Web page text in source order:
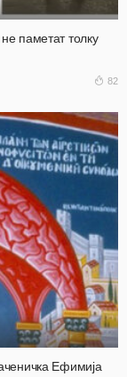
паметат толку
82
Ефимија